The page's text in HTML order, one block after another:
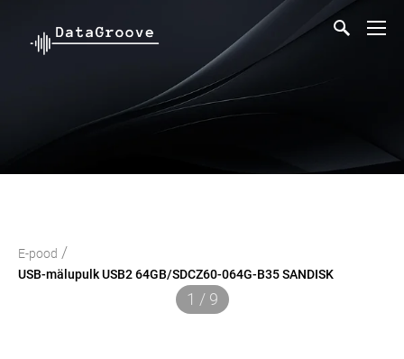
E-pood /
USB-mälupulk USB2 64GB/SDCZ60-064G-B35 SANDISK
1 / 9